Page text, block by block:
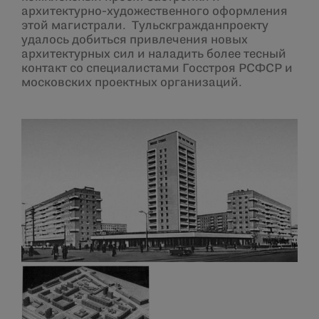
архитектурно-художественного оформления
этой магистрали. Тульскгражданпроекту
удалось добиться привлечения новых
архитектурных сил и наладить более тесный
контакт со специалистами Госстроя РСФСР и
московских проектных организаций.